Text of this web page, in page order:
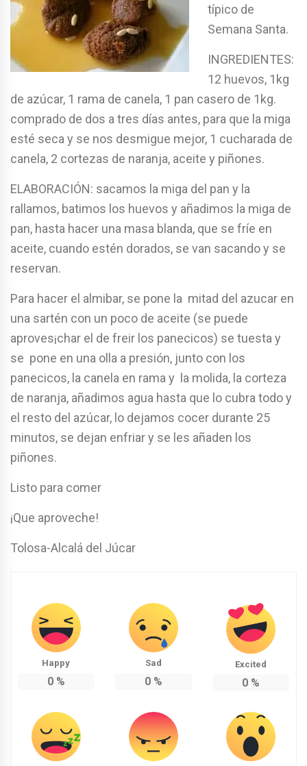
típico de
Semana Santa.
INGREDIENTES:
12 huevos, 1kg
de azúcar, 1 rama de canela, 1 pan casero de 1kg.
comprado de dos a tres días antes, para que la miga
esté seca y se nos desmigue mejor, 1 cucharada de
canela, 2 cortezas de naranja, aceite y piñones.
ELABORACIÓN: sacamos la miga del pan y la
rallamos, batimos los huevos y añadimos la miga de
pan, hasta hacer una masa blanda, que se fríe en
aceite, cuando estén dorados, se van sacando y se
reservan.
Para hacer el almibar, se pone la mitad del azucar en
una sartén con un poco de aceite (se puede
aproves¡char el de freir los panecicos) se tuesta y
se pone en una olla a presión, junto con los
panecicos, la canela en rama y la molida, la corteza
de naranja, añadimos agua hasta que lo cubra todo y
el resto del azúcar, lo dejamos cocer durante 25
minutos, se dejan enfriar y se les añaden los
piñones.
Listo para comer
¡Que aproveche!
Tolosa-Alcalá del Júcar
Happy
0%
Sad
0%
Excited
0%